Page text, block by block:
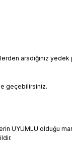
aradığınız
geçebilirsiniz.
UYUMLU olduğu